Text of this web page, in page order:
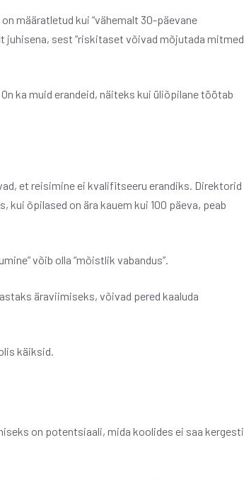
määratletud kui “vähemalt 30-päevane
juhisena, sest “riskitaset võivad mõjutada mitmed
ka muid erandeid, näiteks kui üliõpilane töötab
et reisimine ei kvalifitseeru erandiks. Direktorid
õpilased on ära kauem kui 100 päeva, peab
võib olla “mõistlik vabandus”.
äraviimiseks, võivad pered kaaluda
käiksid.
on potentsiaali, mida koolides ei saa kergesti